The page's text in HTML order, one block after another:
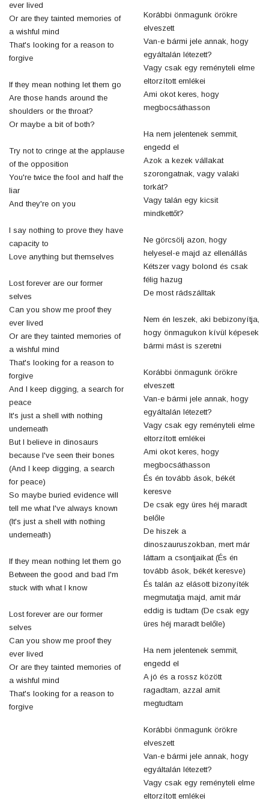
ever lived
Or are they tainted memories of
a wishful mind
That's looking for a reason to
forgive
If they mean nothing let them go
Are those hands around the
shoulders or the throat?
Or maybe a bit of both?
Try not to cringe at the applause
of the opposition
You're twice the fool and half the
liar
And they're on you
I say nothing to prove they have
capacity to
Love anything but themselves
Lost forever are our former
selves
Can you show me proof they
ever lived
Or are they tainted memories of
a wishful mind
That's looking for a reason to
forgive
And I keep digging, a search for
peace
It's just a shell with nothing
underneath
But I believe in dinosaurs
because I've seen their bones
(And I keep digging, a search
for peace)
So maybe buried evidence will
tell me what I've always known
(It's just a shell with nothing
underneath)
If they mean nothing let them go
Between the good and bad I'm
stuck with what I know
Lost forever are our former
selves
Can you show me proof they
ever lived
Or are they tainted memories of
a wishful mind
That's looking for a reason to
forgive
Korábbi önmagunk örökre
elveszett
Van-e bármi jele annak, hogy
egyáltalán létezett?
Vagy csak egy reményteli elme
eltorzított emlékei
Ami okot keres, hogy
megbocsáthasson
Ha nem jelentenek semmit,
engedd el
Azok a kezek vállakat
szorongatnak, vagy valaki
torkát?
Vagy talán egy kicsit
mindkettőt?
Ne görcsölj azon, hogy
helyesel-e majd az ellenállás
Kétszer vagy bolond és csak
félig hazug
De most rádszálltak
Nem én leszek, aki bebizonyítja,
hogy önmagukon kívül képesek
bármi mást is szeretni
Korábbi önmagunk örökre
elveszett
Van-e bármi jele annak, hogy
egyáltalán létezett?
Vagy csak egy reményteli elme
eltorzított emlékei
Ami okot keres, hogy
megbocsáthasson
És én tovább ások, békét
keresve
De csak egy üres héj maradt
belőle
De hiszek a
dinoszauruszokban, mert már
láttam a csontjaikat (És én
tovább ások, békét keresve)
És talán az elásott bizonyíték
megmutatja majd, amit már
eddig is tudtam (De csak egy
üres héj maradt belőle)
Ha nem jelentenek semmit,
engedd el
A jó és a rossz között
ragadtam, azzal amit
megtudtam
Korábbi önmagunk örökre
elveszett
Van-e bármi jele annak, hogy
egyáltalán létezett?
Vagy csak egy reményteli elme
eltorzított emlékei